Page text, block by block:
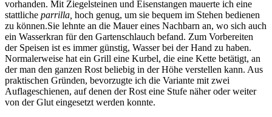
vorhanden. Mit Ziegelsteinen und Eisenstangen mauerte ich eine
stattliche parrilla, hoch genug, um sie bequem im Stehen bedienen
zu können.Sie lehnte an die Mauer eines Nachbarn an, wo sich auch
ein Wasserkran für den Gartenschlauch befand. Zum Vorbereiten
der Speisen ist es immer günstig, Wasser bei der Hand zu haben.
Normalerweise hat ein Grill eine Kurbel, die eine Kette betätigt, an
der man den ganzen Rost beliebig in der Höhe verstellen kann. Aus
praktischen Gründen, bevorzugte ich die Variante mit zwei
Auflageschienen, auf denen der Rost eine Stufe näher oder weiter
von der Glut eingesetzt werden konnte.